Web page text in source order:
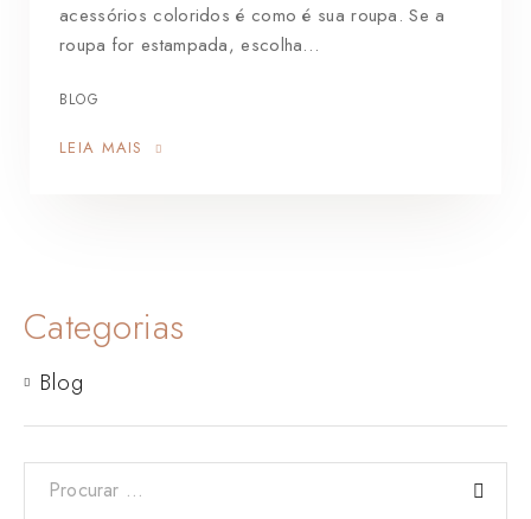
acessórios coloridos é como é sua roupa. Se a
roupa for estampada, escolha…
BLOG
LEIA MAIS
Categorias
Blog